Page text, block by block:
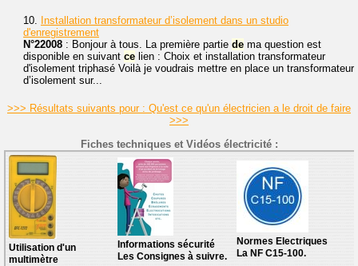
10. Installation transformateur d’isolement dans un studio
d'enregistrement
N°22008 : Bonjour à tous. La première partie de ma question est
disponible en suivant ce lien : Choix et installation transformateur
d'isolement triphasé Voilà je voudrais mettre en place un transformateur
d’isolement sur...
>>> Résultats suivants pour : Qu'est ce qu'un électricien a le droit de faire
>>>
Fiches techniques et Vidéos électricité :
Utilisation d'un
multimètre
Informations sécurité
Les Consignes à suivre.
Normes Electriques
La NF C15-100.